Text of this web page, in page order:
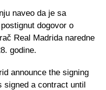
naveo da je sa
dogovor o
Real Madrida naredne
godine.
announce the signing
signed a contract until